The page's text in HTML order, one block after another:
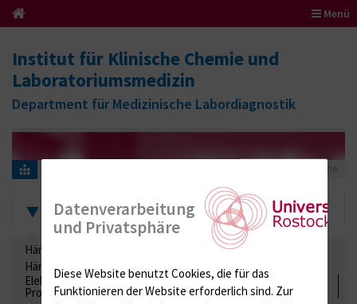
Menü
Institut für Klinische Chemie und
Laboratoriumsmedizin
Department für Medizinische Labordiagnostik
Proteine
Zertifikate
Hämatologie / Anämie
Hämoglobinelektrophorese
Liquordiagnostik
Elektrolyte, Enzyme, Substrate, Metabolite, Blutalkohol,
Proteine
Datenverarbeitung
und Privatsphäre
Diese Website benutzt Cookies, die für das
Funktionieren der Website erforderlich sind. Zur